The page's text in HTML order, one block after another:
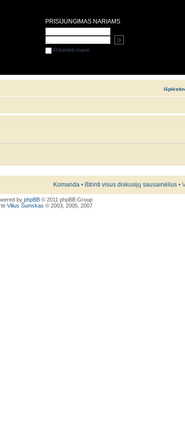
Komanda • Ištrinti visus diskusijų sausainėlius •
by phpBB© 2011 phpBB Group
Vilius Šumskas © 2003, 2005, 2007
PRISIJUNGIMAS NARIAMS
Prisiminti mane